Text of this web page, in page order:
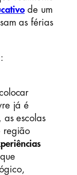
de um
as férias
já é
as escolas
região